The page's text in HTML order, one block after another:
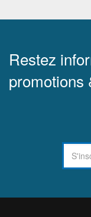
Restez
promotions